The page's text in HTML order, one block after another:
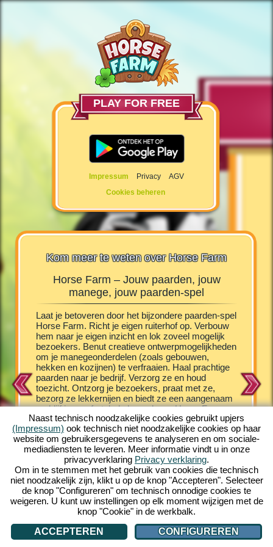
PLAY FOR FREE
Impressum Privacy
AGV
Cookies beheren
Kom meer te weten over Horse Farm
PC
En
Leer
Horse Farm – Jouw paarden, jouw
manege, jouw paarden-spel
Laat je betoveren door het bijzondere paarden-spel
Horse Farm. Richt je eigen ruiterhof op. Verbouw
hem naar je eigen inzicht en lok zoveel mogelijk
bezoekers. Benut creatieve ontwerpmogelijkheden
om je manegeonderdelen (zoals gebouwen,
hekken en kozijnen) te verfraaien. Haal prachtige
paarden naar je bedrijf. Verzorg ze en houd
toezicht. Ontzorg je bezoekers, praat met ze,
bezorg ze lekkernijen en biedt ze een aangenaam
verblijf in comfortabele bungalows. Horse Farm
plaatst je in een fascinerende setting, in een
kleurrijke comic look. Horse Farm geeft je een
grote hoeveelheid uitdagende spelbelevenissen.
Haal verschillende paardenrassen naar je ranch.
Beleef het unieke online-spel gratis op je PC en
speel mee!
het je
een
een
leuk
opbouw
internet
Naast technisch noodzakelijke cookies gebruikt upjers
(Impressum) ook technisch niet noodzakelijke cookies op haar
website om gebruikersgegevens te analyseren en om sociale-
mediadiensten te leveren. Meer informatie vindt u in onze
privacyverklaring Privacy verklaring.
Om in te stemmen met het gebruik van cookies die technisch
niet noodzakelijk zijn, klikt u op de knop "Accepteren". Selecteer
de knop "Configureren" om technisch onnodige cookies te
weigeren. U kunt uw instellingen op elk moment wijzigen met de
knop "Cookie" in de werkbalk.
ACCEPTEREN
CONFIGUREREN